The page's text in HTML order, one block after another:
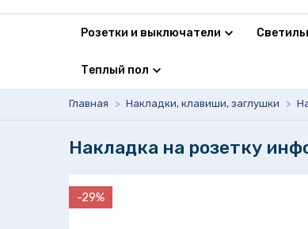
Розетки и выключатели
Теплый пол
Главная > Накладки, клавиши, заглушки >
Накладка на розетку
-29%